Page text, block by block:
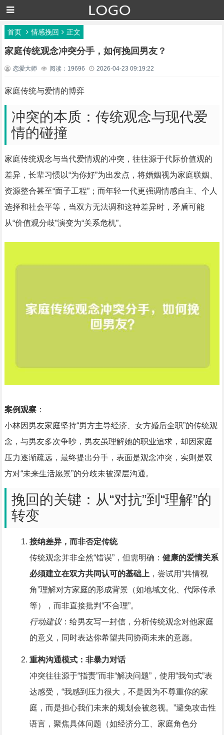
首页 情感挽回 正文
家庭传统观念冲突分手，如何挽回男友？
恋爱大师 阅读：19696 2026-04-23 09:19:22
家庭传统与爱情的博弈
冲突的本质：传统观念与现代爱
情的碰撞
家庭传统观念与当代爱情观的冲突，往往源于代际价值观的
差异，长辈习惯以“为你好”为出发点，将婚姻视为家庭联姻、
资源整合甚至“面子工程”；而年轻一代更强调情感自主、个人
选择和社会平等，当双方无法调和这种差异时，矛盾可能
从“价值观分歧”演变为“关系危机”。
案例观察：
小林因男友家庭坚持“男方主导经济、女方婚后全职”的传统观
念，与男友多次争吵，男友虽理解她的职业追求，却因家庭
压力逐渐疏远，最终提出分手，表面是观念冲突，实则是双
方对“未来生活愿景”的分歧未被深层沟通。
挽回的关键：从“对抗”到“理解”的
转变
接纳差异，而非否定传统
传统观念并非全然“错误”，但需明确： 健康的爱情关系
必须建立在双方共同认可的基础上，尝试用“共情视
角”理解对方家庭的形成背景（如地域文化、代际传承
等），而非直接批判“不合理”。
行动建议：给男友写一封信，分析传统观念对他家庭
的意义，同时表达你希望共同协商未来的意愿。
重构沟通模式：非暴力对话
冲突往往源于“指责”而非“解决问题”，使用“我句式”表
达感受，“我感到压力很大，不是因为不尊重你的家
庭，而是担心我们未来的规划会被忽视。”避免攻击性
语言，聚焦具体问题（如经济分工、家庭角色分